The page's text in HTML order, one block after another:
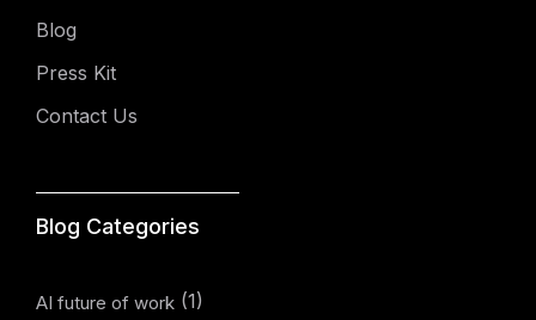
Blog
Press Kit
Contact Us
Blog Categories
AI future of work (1)